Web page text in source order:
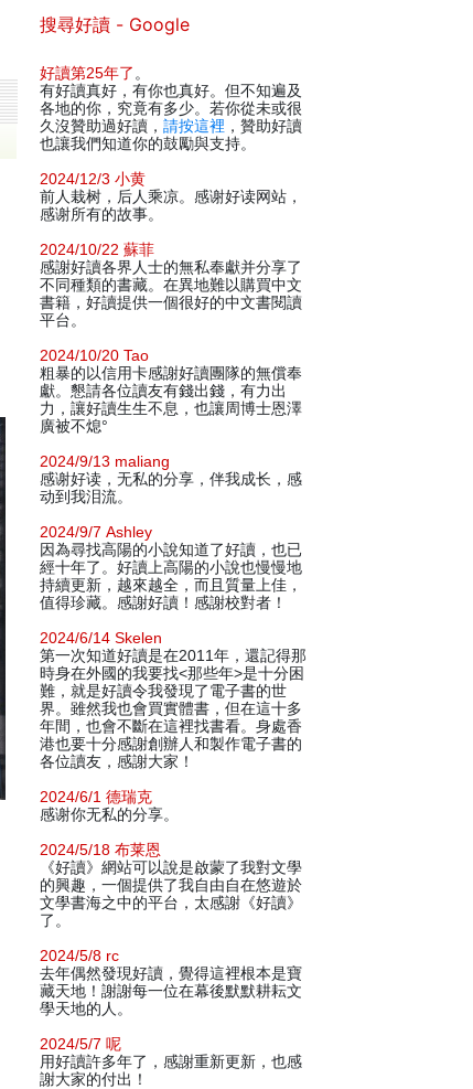
搜尋好讀 - Google
好讀第25年了 。
有好讀真好，有你也真好。但不知遍及
各地的你，究竟有多少。若你從未或很
久沒贊助過好讀， 請按這裡 ，贊助好讀
也讓我們知道你的鼓勵與支持。
2024/12/3 小黄
前人栽树，后人乘凉。感谢好读网站，
感谢所有的故事。
2024/10/22 蘇菲
感謝好讀各界人士的無私奉獻并分享了
不同種類的書藏。在異地難以購買中文
書籍，好讀提供一個很好的中文書閱讀
平台。
2024/10/20 Tao
粗暴的以信用卡感謝好讀團隊的無償奉
獻。懇請各位讀友有錢出錢，有力出
力，讓好讀生生不息，也讓周博士恩澤
廣被不熄°
2024/9/13 maliang
感谢好读，无私的分享，伴我成长，感
动到我泪流。
2024/9/7 Ashley
因為尋找高陽的小說知道了好讀，也已
經十年了。好讀上高陽的小說也慢慢地
持續更新，越來越全，而且質量上佳，
值得珍藏。感謝好讀！感謝校對者！
2024/6/14 Skelen
第一次知道好讀是在2011年，還記得那
時身在外國的我要找<那些年>是十分困
難，就是好讀令我發現了電子書的世
界。雖然我也會買實體書，但在這十多
年間，也會不斷在這裡找書看。身處香
港也要十分感謝創辦人和製作電子書的
各位讀友，感謝大家！
2024/6/1 德瑞克
感谢你无私的分享。
2024/5/18 布莱恩
《好讀》網站可以說是啟蒙了我對文學
的興趣，一個提供了我自由自在悠遊於
文學書海之中的平台，太感謝《好讀》
了。
2024/5/8 rc
去年偶然發現好讀，覺得這裡根本是寶
藏天地！謝謝每一位在幕後默默耕耘文
學天地的人。
2024/5/7 呢
用好讀許多年了，感謝重新更新，也感
謝大家的付出！